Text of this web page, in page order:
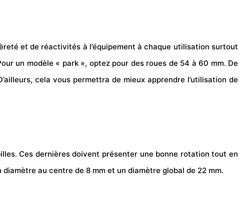
et de réactivités à l’équipement à chaque utilisation surtout
un modèle « park », optez pour des roues de 54 à 60 mm. De
cela vous permettra de mieux apprendre l’utilisation de
Ces dernières doivent présenter une bonne rotation tout en
au centre de 8 mm et un diamètre global de 22 mm.